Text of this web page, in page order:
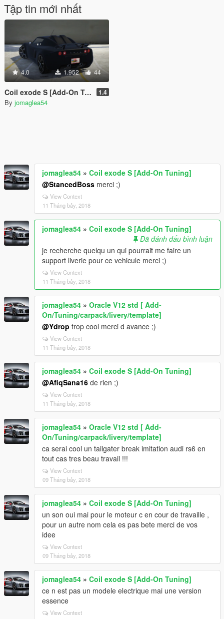
Tập tin mới nhất
4.0 1.952 44
Coil exode S [Add-On Tuning] 1.4
By jomaglea54
jomaglea54 » Coil exode S [Add-On Tuning]
@StancedBoss merci ;)
View Context
11 Tháng bảy, 2018
jomaglea54 » Coil exode S [Add-On Tuning]
Đã đánh dấu bình luận
je recherche quelqu un qui pourrait me faire un
support liverie pour ce vehicule merci ;)
View Context
11 Tháng bảy, 2018
jomaglea54 » Oracle V12 std [ Add-
On/Tuning/carpack/livery/template]
@Ydrop trop cool merci d avance ;)
View Context
11 Tháng bảy, 2018
jomaglea54 » Coil exode S [Add-On Tuning]
@AfiqSana16 de rien ;)
View Context
11 Tháng bảy, 2018
jomaglea54 » Oracle V12 std [ Add-
On/Tuning/carpack/livery/template]
ca serai cool un tailgater break imitation audi rs6 en
tout cas tres beau travail !!!
View Context
09 Tháng bảy, 2018
jomaglea54 » Coil exode S [Add-On Tuning]
un son oui mai pour le moteur c en cour de travaille ,
pour un autre nom cela es pas bete merci de vos
idee
View Context
09 Tháng bảy, 2018
jomaglea54 » Coil exode S [Add-On Tuning]
ce n est pas un modele electrique mai une version
essence
View Context